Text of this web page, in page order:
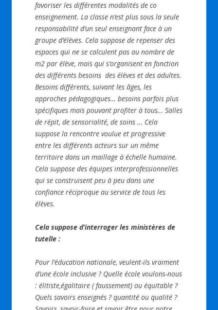
favoriser les différentes modalités de co
enseignement. La classe n’est plus sous la seule
responsabilité d’un seul enseignant face à un
groupe d’élèves. Cela suppose de repenser des
espaces qui ne se calculent pas au nombre de
m2 par élève, mais qui s’organisent en fonction
des différents besoins des élèves et des adultes.
Besoins différents, suivant les âges, les
approches pédagogiques… besoins parfois plus
spécifiques mais pouvant profiter à tous… Salles
de répit, de sensorialité, de soins … Cela
suppose la rencontre voulue et progressive
entre les différents acteurs sur un même
territoire dans un maillage à échelle humaine.
Cela suppose des équipes interprofessionnelles
qui se construisent peu à peu dans une
confiance réciproque au service de tous les
élèves.
Cela suppose d’interroger les ministères de
tutelle :
Pour l’éducation nationale, veulent-ils vraiment
d’une école inclusive ? Quelle école voulons-nous
: élitiste,égalitaire ( faussement) ou équitable ?
Quels savoirs enseignés ? quantité ou qualité ?